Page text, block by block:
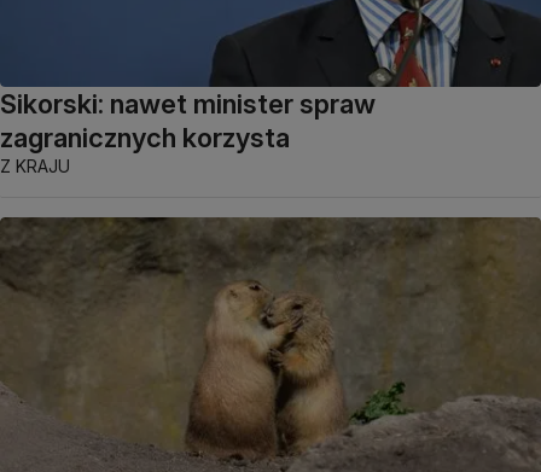
Sikorski: nawet minister spraw
zagranicznych korzysta
Z KRAJU